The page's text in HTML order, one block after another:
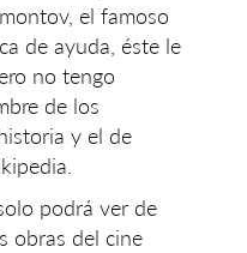
el famoso
de ayuda, éste le
no tengo
de los
y el de
podrá ver de
obras del cine